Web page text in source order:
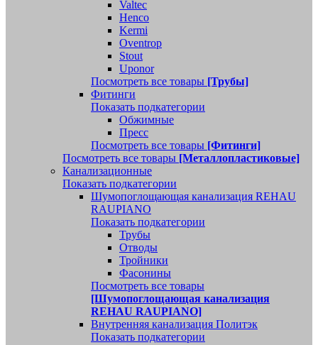
Valtec
Henco
Kermi
Oventrop
Stout
Uponor
Посмотреть все товары [Трубы]
Фитинги
Показать подкатегории
Обжимные
Пресс
Посмотреть все товары [Фитинги]
Посмотреть все товары [Металлопластиковые]
Канализационные
Показать подкатегории
Шумопоглощающая канализация REHAU
RAUPIANO
Показать подкатегории
Трубы
Отводы
Тройники
Фасонины
Посмотреть все товары
[Шумопоглощающая канализация
REHAU RAUPIANO]
Внутренняя канализация Политэк
Показать подкатегории